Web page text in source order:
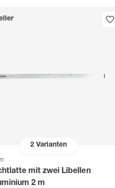
2Varianten
mit zwei Libellen
2 m